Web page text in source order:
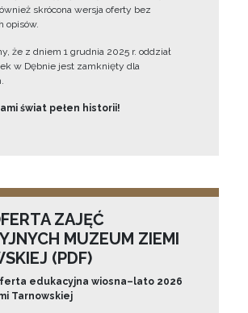
skrócona wersja oferty bez
opisów.
że z dniem 1 grudnia 2025 r. oddział
w Dębnie jest zamknięty dla
świat pełen historii!
ZAJĘĆ
MUZEUM ZIEMI
(PDF)
edukacyjna wiosna–lato 2026
Tarnowskiej